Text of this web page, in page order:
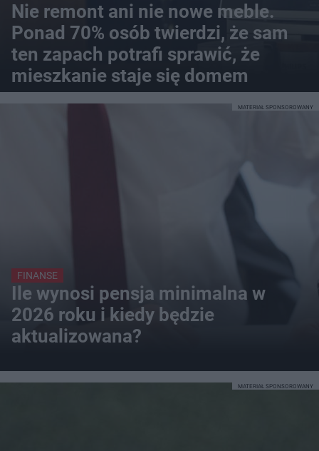
Nie remont ani nie nowe meble.
Ponad 70% osób twierdzi, że sam
ten zapach potrafi sprawić, że
mieszkanie staje się domem
FINANSE
Ile wynosi pensja minimalna w
2026 roku i kiedy będzie
aktualizowana?
MATERIAŁ SPONSOROWANY
MATERIAŁ SPONSOROWANY